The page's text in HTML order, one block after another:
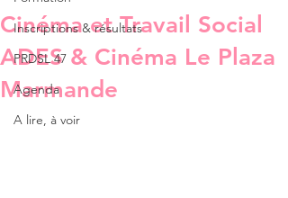
Inscriptions & résultats
PRDSL 47
Agenda
A lire, à voir
Cinéma et Travail Social
ADES & Cinéma Le Plaza
Marmande